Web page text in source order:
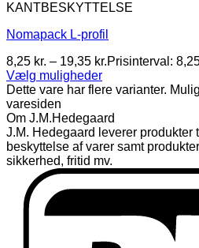
KANTBESKYTTELSE
Nomapack L-profil
8,25 kr. – 19,35 kr.Prisinterval:
Vælg muligheder
Dette vare har flere varianter.
varesiden
Om J.M.Hedegaard
J.M. Hedegaard leverer produkter
beskyttelse af varer samt
sikkerhed, fritid mv.